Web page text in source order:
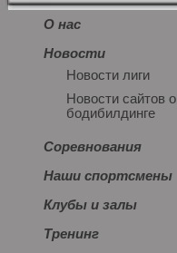
О нас
Новости
Новости лиги
Новости сайтов о
бодибилдинге
Соревнования
Наши спортсмены
Клубы и залы
Тренинг